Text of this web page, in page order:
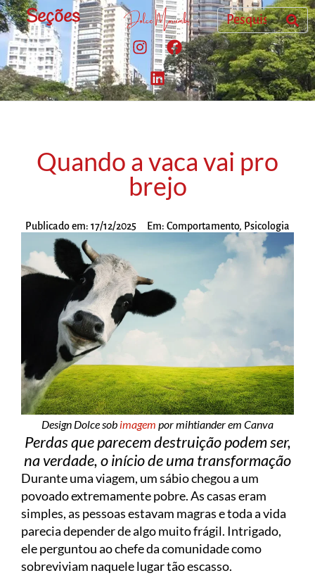
Seções
Quando a vaca vai pro
brejo
Publicado em: 17/12/2025 Em: Comportamento, Psicologia
Design Dolce sob imagem por mihtiander em Canva
Perdas que parecem destruição podem ser,
na verdade, o início de uma transformação
Durante uma viagem, um sábio chegou a um
povoado extremamente pobre. As casas eram
simples, as pessoas estavam magras e toda a vida
parecia depender de algo muito frágil. Intrigado,
ele perguntou ao chefe da comunidade como
sobreviviam naquele lugar tão escasso.